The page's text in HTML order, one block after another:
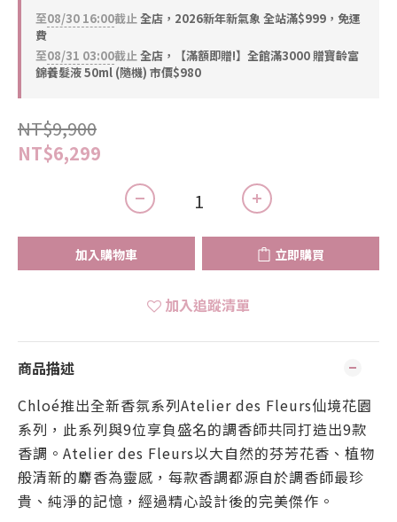
至08/30 16:00截止全店，2026新年新氣象 全站滿$999，免運
費
至08/31 03:00截止全店，【滿額即贈!】全館滿3000 贈寶齡富
錦養髮液 50ml (隨機) 市價$980
NT$9,900
NT$6,299
加入購物車 立即購買
加入追蹤清單
商品描述
Chloé推出全新香氛系列Atelier des Fleurs仙境花園
系列，此系列與9位享負盛名的調香師共同打造出9款
香調。Atelier des Fleurs以大自然的芬芳花香、植物
般清新的麝香為靈感，每款香調都源自於調香師最珍
貴、純淨的記憶，經過精心設計後的完美傑作。